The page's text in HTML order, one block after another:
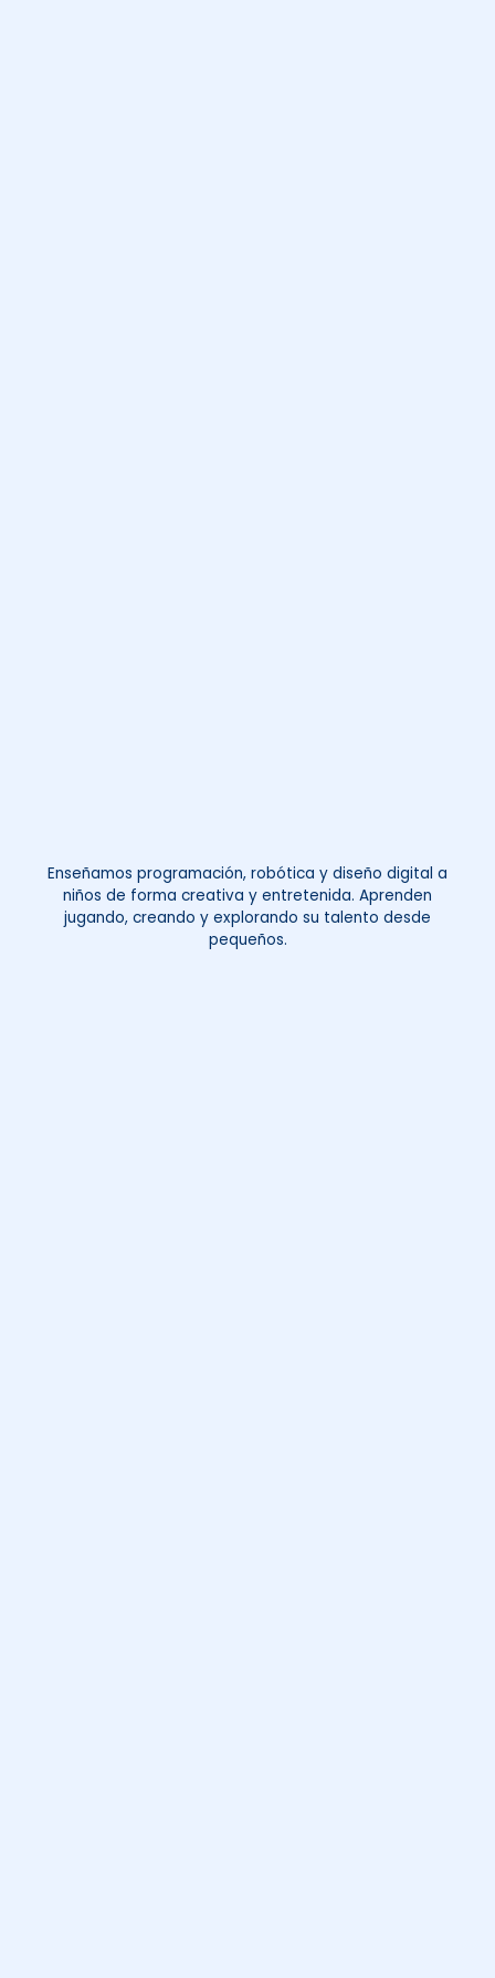
Enseñamos programación, robótica y diseño digital a
niños de forma creativa y entretenida. Aprenden
jugando, creando y explorando su talento desde
pequeños.